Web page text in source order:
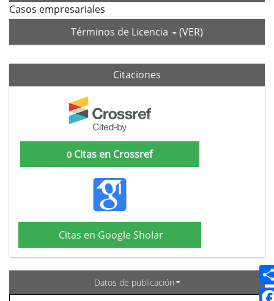
Casos empresariales
Términos de Licencia
(VER)
Citaciones
0 Citas en Crossref
Citas en Google Sholar
Datos de publicación